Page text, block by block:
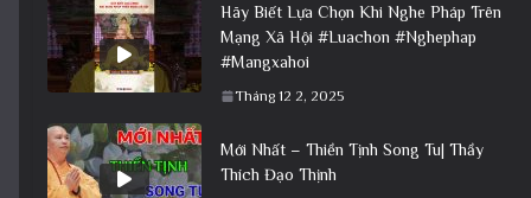
Hãy Biết Lựa Chọn Khi Nghe Pháp Trên
Mạng Xã Hội #Luachon #Nghephap
#Mangxahoi
Tháng 12 2, 2025
Mới Nhất – Thiền Tịnh Song Tu| Thầy
Thích Đạo Thịnh